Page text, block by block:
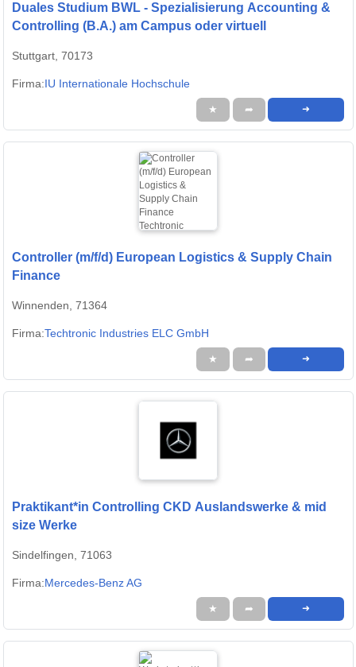
Duales Studium BWL - Spezialisierung Accounting &
Controlling (B.A.) am Campus oder virtuell
Stuttgart, 70173
Firma:IU Internationale Hochschule
★ ➦ ➜
Controller (m/f/d) European Logistics & Supply Chain
Finance
Winnenden, 71364
Firma:Techtronic Industries ELC GmbH
★ ➦ ➜
Praktikant*in Controlling CKD Auslandswerke & mid
size Werke
Sindelfingen, 71063
Firma:Mercedes-Benz AG
★ ➦ ➜